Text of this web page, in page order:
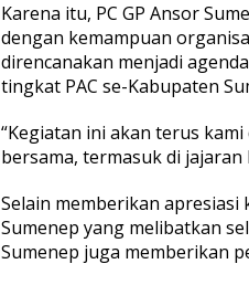
Karena itu, PC GP Ansor
dengan kemampuan
direncanakan menjadi
tingkat PAC se-Kabupaten
“Kegiatan ini akan terus
bersama, termasuk di jajaran
Selain memberikan apresiasi
Sumenep yang melibatkan
Sumenep juga memberikan